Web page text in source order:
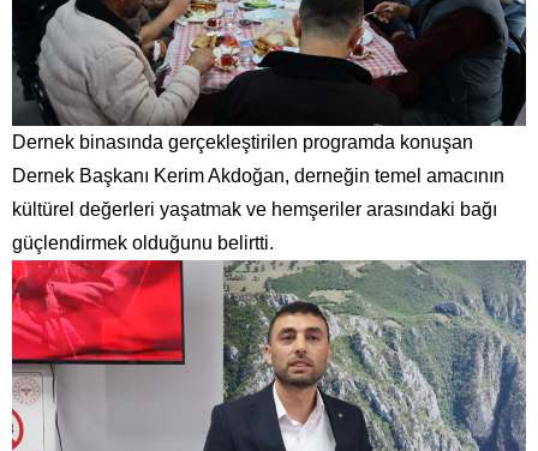
Dernek binasında gerçekleştirilen programda konuşan
Dernek Başkanı Kerim Akdoğan, derneğin temel amacının
kültürel değerleri yaşatmak ve hemşeriler arasındaki bağı
güçlendirmek olduğunu belirtti.